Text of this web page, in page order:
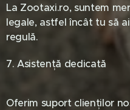
La Zootaxi.ro, suntem
legale, astfel încât tu să
regulă.
7. Asistență dedicată
Oferim suport clienților